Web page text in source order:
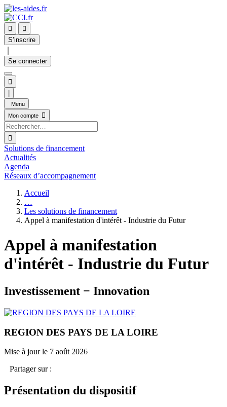


S’inscrire
Se connecter

Menu
Mon compte


Solutions de financement
Actualités
Agenda
Réseaux d’accompagnement
Accueil
…
Les solutions de financement
Appel à manifestation d'intérêt - Industrie du Futur
Appel à manifestation
d'intérêt - Industrie du Futur
Investissement − Innovation
REGION DES PAYS DE LA LOIRE
Mise à jour le 7 août 2026
Partager sur :
Présentation du dispositif